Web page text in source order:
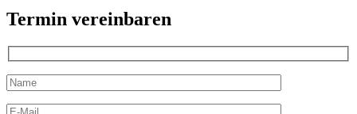
Termin vereinbaren